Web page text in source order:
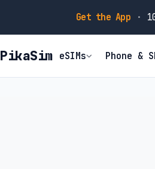
Get the App ·
PikaSim eSIMs Phone &